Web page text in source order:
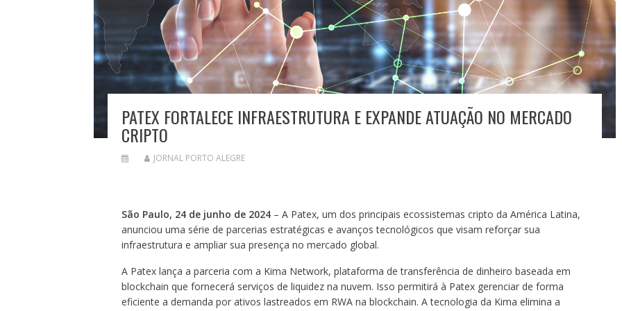
PATEX FORTALECE INFRAESTRUTURA E EXPANDE ATUAÇÃO NO MERCADO
CRIPTO
JORNAL PORTO ALEGRE
São Paulo, 24 de junho de 2024– A Patex, um dos principais ecossistemas cripto da América Latina,
anunciou uma série de parcerias estratégicas e avanços tecnológicos que visam reforçar sua
infraestrutura e ampliar sua presença no mercado global.
A Patex lança a parceria com a Kima Network, plataforma de transferência de dinheiro baseada em
blockchain que fornecerá serviços de liquidez na nuvem. Isso permitirá à Patex gerenciar de forma
eficiente a demanda por ativos lastreados em RWA na blockchain. A tecnologia da Kima elimina a